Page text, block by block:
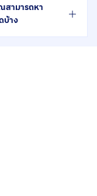
สามารถหา
บ้าง